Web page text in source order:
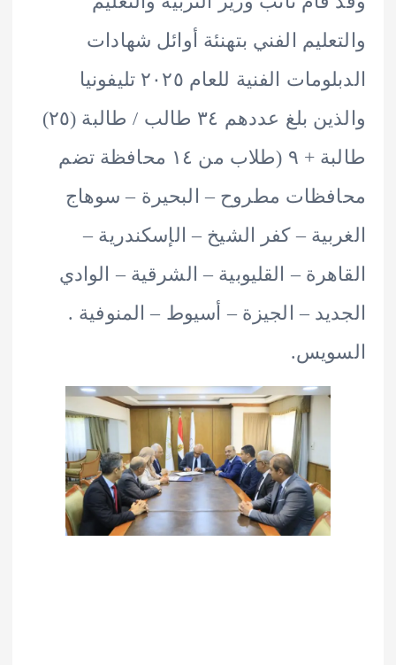
الفني بتهنئة أوائل شهادات
الدبلومات الفنية للعام ۲۰۲٥ تليفونيا
والذين بلغ عددهم ٣٤ طالب / طالبة (٢٥)
طالبة + ٩ (طلاب من ١٤ محافظة تضم
مطروح – البحيرة – سوهاج
– كفر الشيخ – الإسكندرية –
– القليوبية – الشرقية – الوادي
– الجيزة – أسيوط – المنوفية .